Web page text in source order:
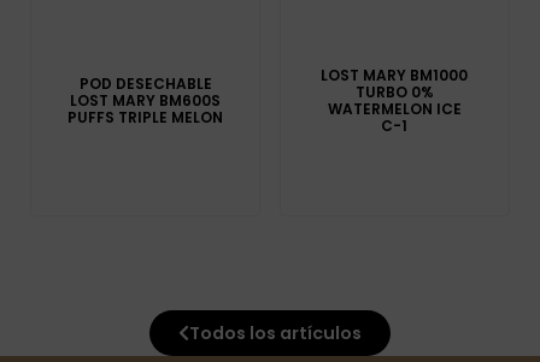
POD DESECHABLE
LOST MARY BM600S
PUFFS TRIPLE MELON
LOST MARY BM1000
TURBO 0%
WATERMELON ICE
C-1
Todos los artículos